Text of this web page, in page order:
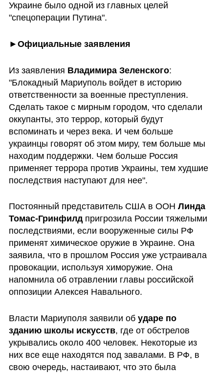
Украине было одной из главных целей
"спецоперации Путина".
► Официальные заявления
Из заявления Владимира Зеленского:
"Блокадный Мариуполь войдет в историю
ответственности за военные преступления.
Сделать такое с мирным городом, что сделали
оккупанты, это террор, который будут
вспоминать и через века. И чем больше
украинцы говорят об этом миру, тем больше мы
находим поддержки. Чем больше Россия
применяет террора против Украины, тем худшие
последствия наступают для нее".
Постоянный представитель США в ООН Линда
Томас-Гринфилд пригрозила России тяжелыми
последствиями, если вооруженные силы РФ
применят химическое оружие в Украине. Она
заявила, что в прошлом Россия уже устраивала
провокации, используя химоружие. Она
напомнила об отравлении главы российской
оппозиции Алексея Навального.
Власти Мариуполя заявили об ударе по
зданию школы искусств, где от обстрелов
укрывались около 400 человек. Некоторые из
них все еще находятся под завалами. В РФ, в
свою очередь, настаивают, что это была